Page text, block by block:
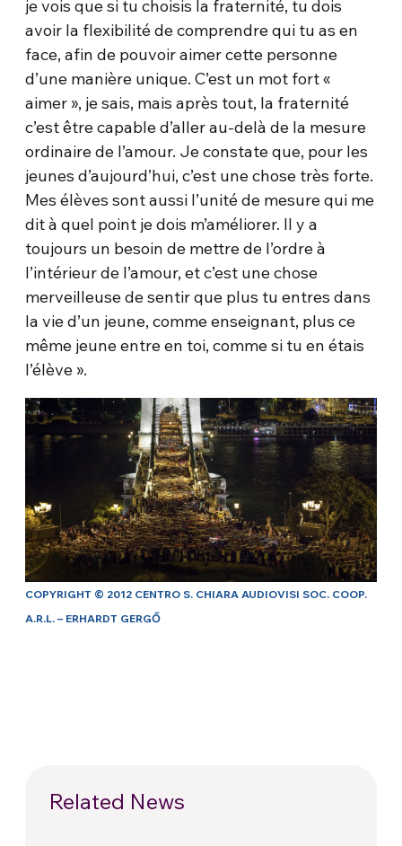
je vois que si tu choisis la fraternité, tu dois
avoir la flexibilité de comprendre qui tu as en
face, afin de pouvoir aimer cette personne
d’une manière unique. C’est un mot fort «
aimer », je sais, mais après tout, la fraternité
c’est être capable d’aller au-delà de la mesure
ordinaire de l’amour. Je constate que, pour les
jeunes d’aujourd’hui, c’est une chose très forte.
Mes élèves sont aussi l’unité de mesure qui me
dit à quel point je dois m’améliorer. Il y a
toujours un besoin de mettre de l’ordre à
l’intérieur de l’amour, et c’est une chose
merveilleuse de sentir que plus tu entres dans
la vie d’un jeune, comme enseignant, plus ce
même jeune entre en toi, comme si tu en étais
l’élève ».
COPYRIGHT © 2012 CENTRO S. CHIARA AUDIOVISI SOC. COOP.
A.R.L. – ERHARDT GERGŐ
Related News